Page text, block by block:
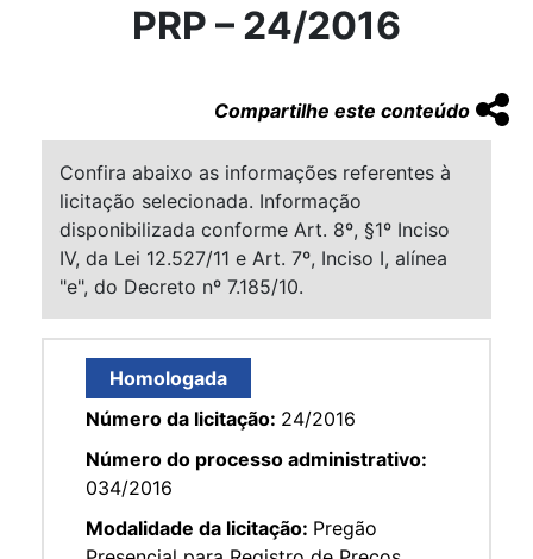
PRP – 24/2016
Compartilhe este conteúdo
Confira abaixo as informações referentes à
licitação selecionada. Informação
disponibilizada conforme Art. 8º, §1º Inciso
IV, da Lei 12.527/11 e Art. 7º, Inciso I, alínea
"e", do Decreto nº 7.185/10.
Homologada
Número da licitação: 24/2016
Número do processo administrativo:
034/2016
Modalidade da licitação: Pregão